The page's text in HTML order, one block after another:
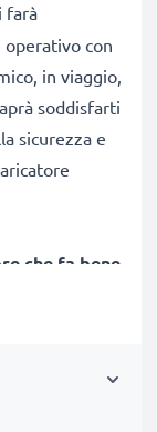
farà
con
in viaggio,
soddisfarti
sicurezza e
che fa bene